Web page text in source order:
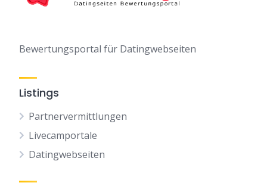
Bewertungsportal für Datingwebseiten
Listings
Partnervermittlungen
Livecamportale
Datingwebseiten